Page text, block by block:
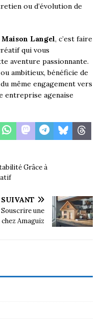
ou d’évolution de
Maison Langel, c’est faire
qui vous
aventure passionnante.
ambitieux, bénéficie de
même engagement vers
entreprise agenaise
Grâce à
SUIVANT
une
Amaguiz